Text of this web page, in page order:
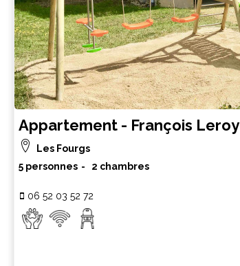
Appartement - François Leroy
Les Fourgs
5 personnes
2 chambres
06 52 03 52 72